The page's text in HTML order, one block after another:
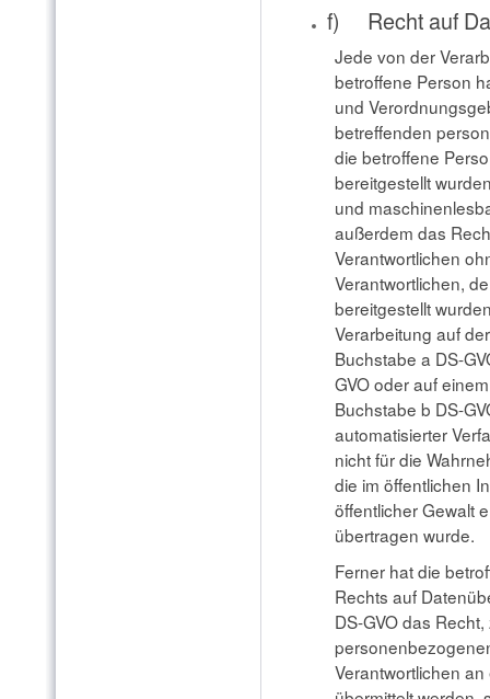
f) Recht auf
Jede von der
betroffene Person
und
betreffenden
die betroffene
bereitgestellt
und
außerdem das
Verantwortlichen
Verantwortlichen,
bereitgestellt
Verarbeitung auf
Buchstabe a DS-
GVO oder auf
Buchstabe b DS-
automatisierter
nicht für die
die im öffentlichen
öffentlicher Gewalt
übertragen wurde.
Ferner hat die
Rechts auf
DS-GVO das
Verantwortlichen